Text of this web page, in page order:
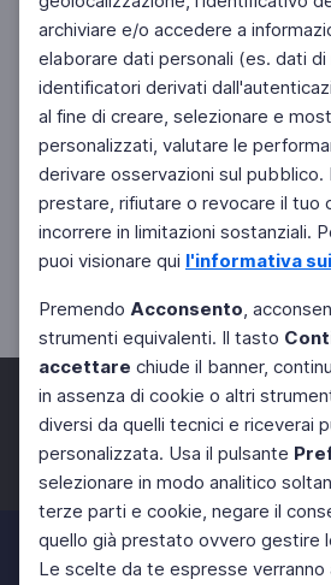
archiviare e/o accedere a
elaborare dati personali (es. dati di
identificatori derivati
al fine di creare, selezionare e
personalizzati, valutare le
derivare osservazioni sul pubblico.
prestare, rifiutare o revocare il tuo
incorrere in limitazioni sostanziali.
puoi visionare qui l'informativa
Premendo Acconsento,
strumenti equivalenti. Il tasto
accettare chiude il banner,
in assenza di cookie o altri
diversi da quelli tecnici e riceverai
personalizzata. Usa il pulsante
selezionare in modo analitico
terze parti e cookie, negare il
quello già prestato ovvero gestire
Le scelte da te espresse verranno
Facebook Twitter